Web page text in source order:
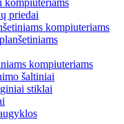
priedai
kompiuteriams
kompiuteriams
šaltiniai
stiklai